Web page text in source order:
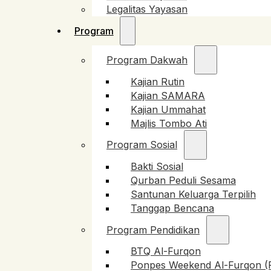
Legalitas Yayasan
Program
Program Dakwah
Kajian Rutin
Kajian SAMARA
Kajian Ummahat
Majlis Tombo Ati
Program Sosial
Bakti Sosial
Qurban Peduli Sesama
Santunan Keluarga Terpilih
Tanggap Bencana
Program Pendidikan
BTQ Al-Furqon
Ponpes Weekend Al-Furqon